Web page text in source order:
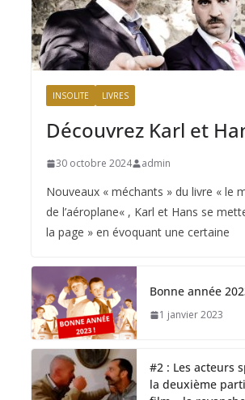
INSOLITE LIVRES
Découvrez Karl et
30 octobre 2024 admin
Nouveaux « méchants » du livre « le
de l’aéroplane« , Karl et Hans se
la page » en évoquant une certaine
Bonne année
1 janvier 2023
#2 : Les acteurs
la deuxième